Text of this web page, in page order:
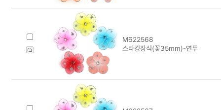
M622568
스타킹장식(꽃35mm)-연두